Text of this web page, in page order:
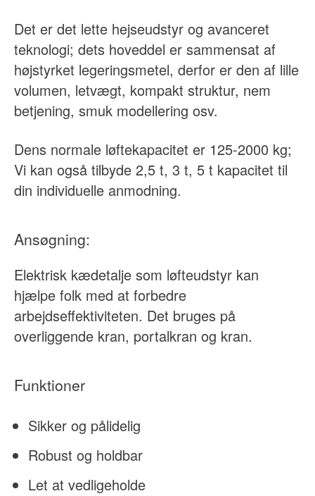
Det er det lette hejseudstyr og avanceret
teknologi; dets hoveddel er sammensat af
højstyrket legeringsmetel, derfor er den af lille
volumen, letvægt, kompakt struktur, nem
betjening, smuk modellering osv.
Dens normale løftekapacitet er 125-2000 kg;
Vi kan også tilbyde 2,5 t, 3 t, 5 t kapacitet til
din individuelle anmodning.
Ansøgning:
Elektrisk kædetalje som løfteudstyr kan
hjælpe folk med at forbedre
arbejdseffektiviteten. Det bruges på
overliggende kran, portalkran og kran.
Funktioner
Sikker og pålidelig
Robust og holdbar
Let at vedligeholde